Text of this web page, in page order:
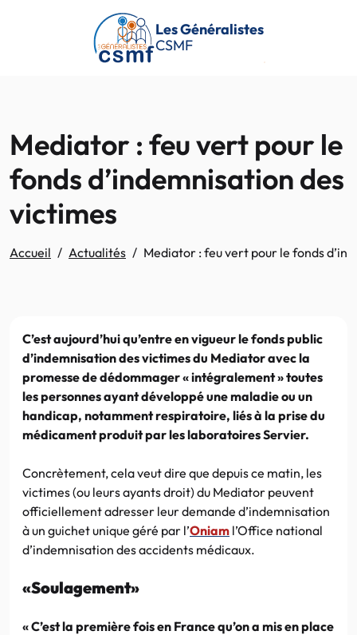
Passer au contenu principal
Les Généralistes
CSMF
Mediator : feu vert pour le
fonds d’indemnisation des
victimes
Accueil Actualités Mediator : feu vert pour le fonds
C’est aujourd’hui qu’entre en vigueur le fonds public
d’indemnisation des victimes du Mediator avec la
promesse de dédommager « intégralement » toutes
les personnes ayant développé une maladie ou un
handicap, notamment respiratoire, liés à la prise du
médicament produit par les laboratoires Servier.
Concrètement, cela veut dire que depuis ce matin, les
victimes (ou leurs ayants droit) du Mediator peuvent
officiellement adresser leur demande d’indemnisation
à un guichet unique géré par l’Oniam l’Office national
d’indemnisation des accidents médicaux.
«Soulagement»
« C’est la première fois en France qu’on a mis en place